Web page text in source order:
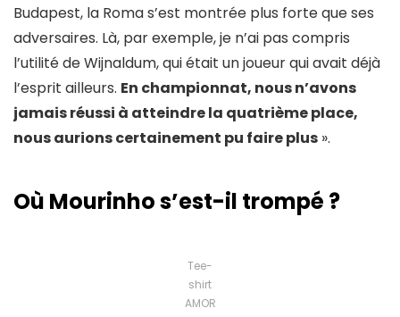
Budapest, la Roma s’est montrée plus forte que ses
adversaires. Là, par exemple, je n’ai pas compris
l’utilité de Wijnaldum, qui était un joueur qui avait déjà
l’esprit ailleurs. En championnat, nous n’avons
jamais réussi à atteindre la quatrième place,
nous aurions certainement pu faire plus ».
Où Mourinho s’est-il trompé ?
Tee-
shirt
AMOR